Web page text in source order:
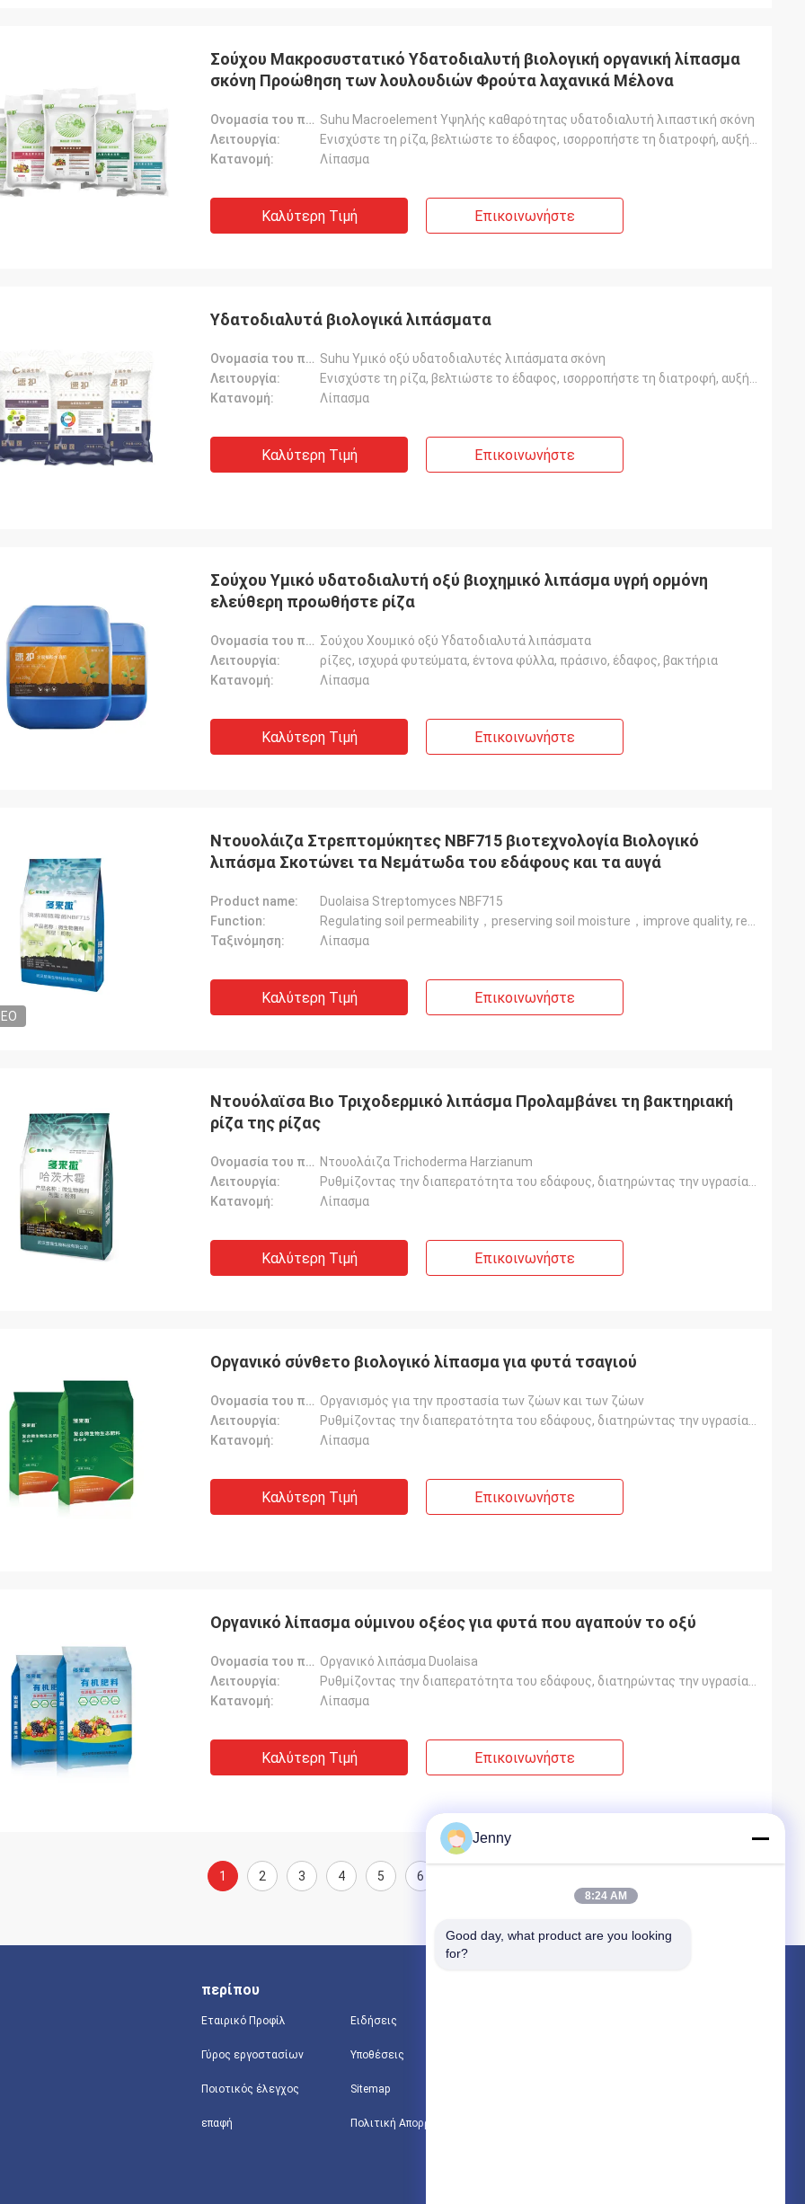
Σούχου Μακροσυστατικό Υδατοδιαλυτή βιολογική οργανική λίπασμα
σκόνη Προώθηση των λουλουδιών Φρούτα λαχανικά Μέλονα
Ονομασία του προϊόντος: Suhu Macroelement Υψηλής καθαρότητας υδατοδιαλυτή λιπαστική σκόνη
Λειτουργία:
Κατανομή:
Λίπασμα
Καλύτερη Τιμή Επικοινωνήστε
Υδατοδιαλυτά βιολογικά λιπάσματα
Ονομασία του προϊόντος: Suhu Υμικό οξύ υδατοδιαλυτές λιπάσματα σκόνη
Λειτουργία:
Κατανομή:
Λίπασμα
Καλύτερη Τιμή Επικοινωνήστε
Σούχου Υμικό υδατοδιαλυτή οξύ βιοχημικό λιπάσμα υγρή ορμόνη
ελεύθερη προωθήστε ρίζα
Ονομασία του προϊόντος: Σούχου Χουμικό οξύ Υδατοδιαλυτά λιπάσματα
Λειτουργία:
ρίζες, ισχυρά φυτεύματα, έντονα φύλλα, πράσινο, έδαφος, βακτήρια
Κατανομή:
Λίπασμα
Καλύτερη Τιμή Επικοινωνήστε
Ντουολάιζα Στρεπτομύκητες NBF715 βιοτεχνολογία Βιολογικό
λιπάσμα Σκοτώνει τα Νεμάτωδα του εδάφους και τα αυγά
Product name:
Duolaisa Streptomyces NBF715
Function:
Ταξινόμηση:
Λίπασμα
Καλύτερη Τιμή Επικοινωνήστε
Ντουόλαϊσα Βιο Τριχοδερμικό λιπάσμα Προλαμβάνει τη βακτηριακή
ρίζα της ρίζας
Ονομασία του προϊόντος: Ντουολάιζα Trichoderma Harzianum
Λειτουργία:
Κατανομή:
Λίπασμα
Καλύτερη Τιμή Επικοινωνήστε
Οργανικό σύνθετο βιολογικό λίπασμα για φυτά τσαγιού
Ονομασία του προϊόντος: Οργανισμός για την προστασία των ζώων και των ζώων
Λειτουργία:
Κατανομή:
Λίπασμα
Καλύτερη Τιμή Επικοινωνήστε
Οργανικό λίπασμα ούμινου οξέος για φυτά που αγαπούν το οξύ
Ονομασία του προϊόντος: Οργανικό λιπάσμα Duolaisa
Λειτουργία:
Κατανομή:
Λίπασμα
Καλύτερη Τιμή Επικοινωνήστε
1 2 3 4 5 6
περίπου
Εταιρικό Προφίλ
Γύρος εργοστασίων
Ποιοτικός έλεγχος
επαφή
Ειδήσεις
Υποθέσεις
Sitemap
Πολιτική Απορρήτου
Jenny
8:24 AM
Good day, what product are you looking
for?